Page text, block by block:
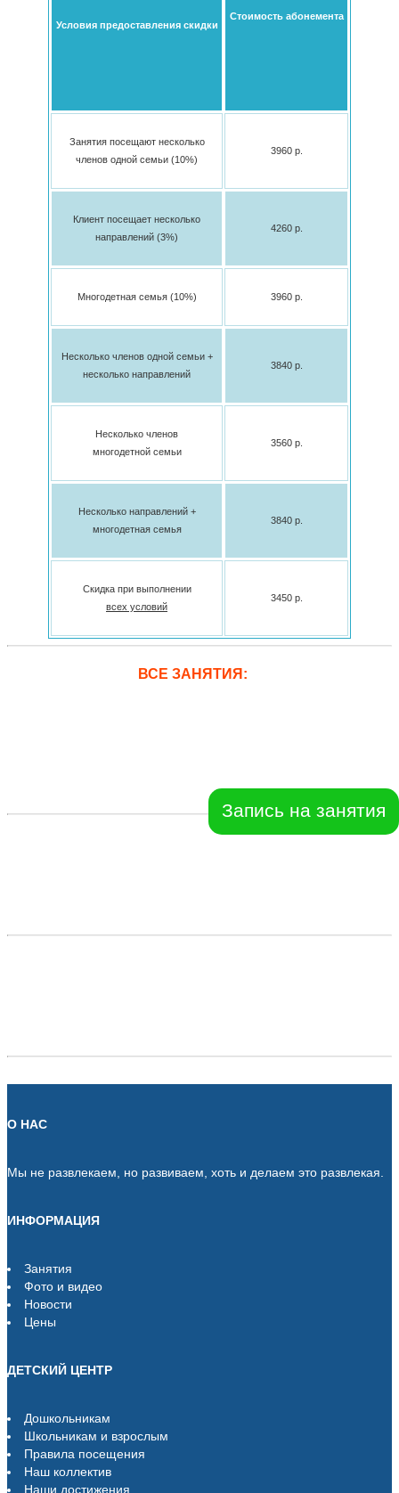
Условия предоставления скидки
Стоимость абонемента
Занятия посещают несколько
членов одной семьи (10%)
3960 p.
Клиент посещает несколько
направлений (3%)
4260 p.
Многодетная семья (10%) 3960 p.
Несколько членов одной семьи +
несколько направлений
3840 p.
Несколько членов
многодетной семьи
3560 p.
Несколько направлений +
многодетная семья
3840 p.
Скидка при выполнении
всех условий
3450 p.
ВСЕ ЗАНЯТИЯ:
Запись на занятия
О НАС
Мы не развлекаем, но развиваем, хоть и делаем это развлекая.
ИНФОРМАЦИЯ
Занятия
Фото и видео
Новости
Цены
ДЕТСКИЙ ЦЕНТР
Дошкольникам
Школьникам и взрослым
Правила посещения
Наш коллектив
Наши достижения